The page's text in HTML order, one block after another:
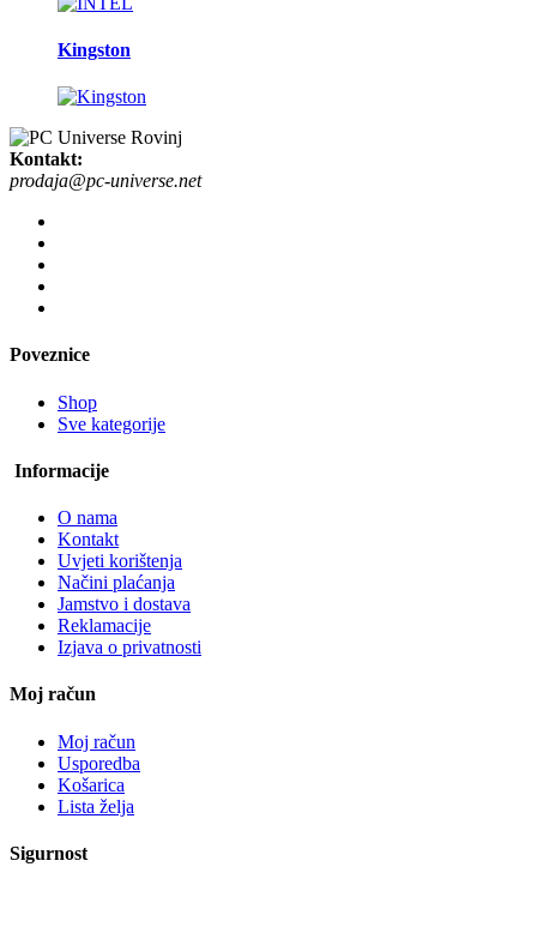
Kingston
Kontakt:
prodaja@pc-universe.net
Poveznice
Shop
Sve kategorije
Informacije
O nama
Kontakt
Uvjeti korištenja
Načini plaćanja
Jamstvo i dostava
Reklamacije
Izjava o privatnosti
Moj račun
Moj račun
Usporedba
Košarica
Lista želja
Sigurnost